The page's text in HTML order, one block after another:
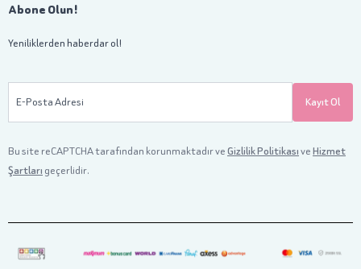
Abone Olun!
Yeniliklerden haberdar ol!
E-Posta Adresi Kayıt Ol
Bu site reCAPTCHA tarafından korunmaktadır veGizlilik PolitikasıveHizmet
Şartları geçerlidir.